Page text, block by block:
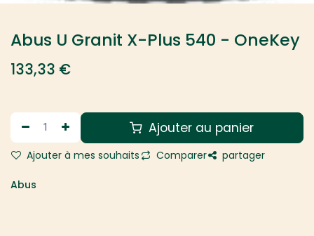
Abus U Granit X-Plus 540 - OneKey
133,33 €
Ajouter au panier
Ajouter à mes souhaits Comparer partager
Abus